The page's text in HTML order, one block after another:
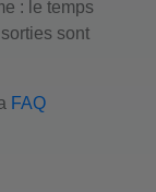
: le temps
sont
FAQ